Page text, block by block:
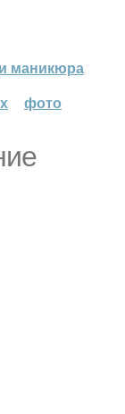
маникюра
фото